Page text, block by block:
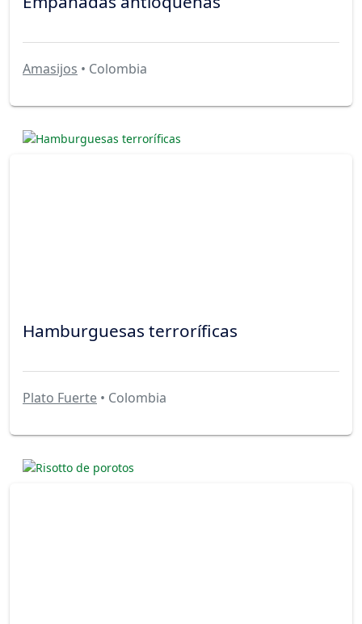
Amasijos • Colombia
Hamburguesas terroríficas
Plato Fuerte • Colombia